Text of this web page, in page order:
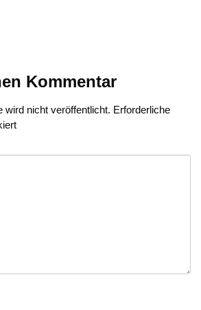
Kommentar
wird nicht veröffentlicht. Erforderliche